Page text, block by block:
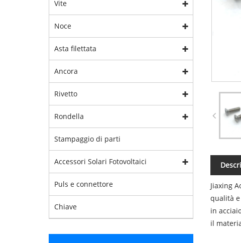
Vite
Noce
Asta filettata
Ancora
Rivetto
Rondella
Stampaggio di parti
Accessori Solari Fotovoltaici
Puls e connettore
Chiave
Jiaxing
qualità
in
il